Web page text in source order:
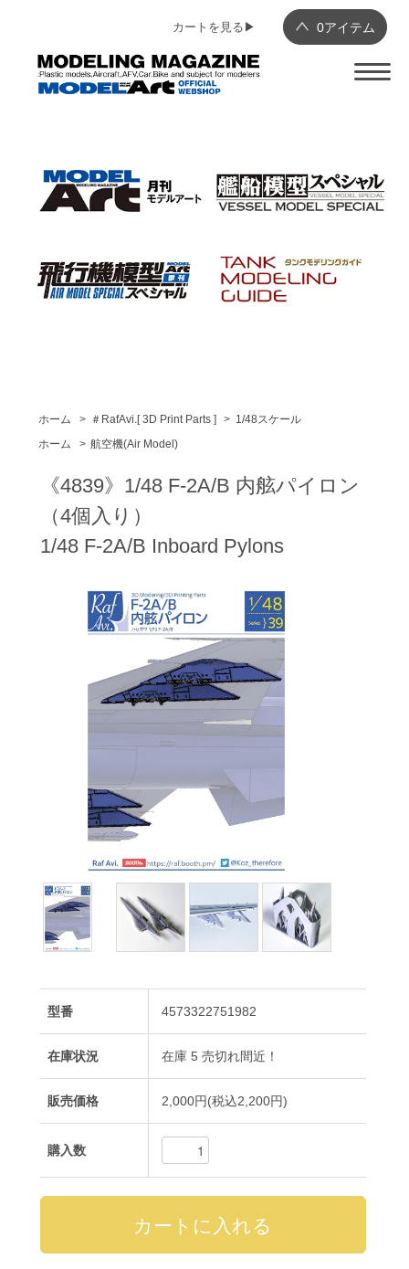
0アイテム
カートを見る▶︎
ホーム > ＃RafAvi.[ 3D Print Parts ] > 1/48スケール
ホーム
> 航空機(Air Model)
《4839》1/48 F-2A/B 内舷パイロン
（4個入り）
1/48 F-2A/B Inboard Pylons
型番 4573322751982
在庫状況 在庫 5 売切れ間近！
販売価格 2,000円(税込2,200円)
購入数